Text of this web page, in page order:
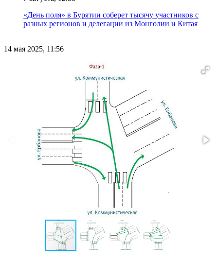
«День поля» в Бурятии соберет тысячу участников с
разных регионов и делегации из Монголии и Китая
14 мая 2025, 11:56